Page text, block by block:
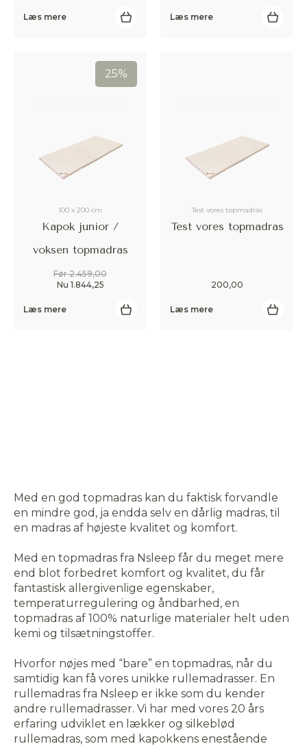
Læs mere Læs mere
25%
100 x 200 cm
Kapok junior /
voksen topmadras
Før 2.459,00
Nu 1.844,25
Læs mere
Test vores topmadras
Test vores topmadras
200,00
Læs mere
Med en god topmadras kan du faktisk forvandle
en mindre god, ja endda selv en dårlig madras, til
en madras af højeste kvalitet og komfort.
Med en topmadras fra Nsleep får du meget mere
end blot forbedret komfort og kvalitet, du får
fantastisk allergivenlige egenskaber,
temperaturregulering og åndbarhed, en
topmadras af 100% naturlige materialer helt uden
kemi og tilsætningstoffer.
Hvorfor nøjes med “bare” en topmadras, når du
samtidig kan få vores unikke rullemadrasser. En
rullemadras fra Nsleep er ikke som du kender
andre rullemadrasser. Vi har med vores 20 års
erfaring udviklet en lækker og silkeblød
rullemadras, som med kapokkens enestående